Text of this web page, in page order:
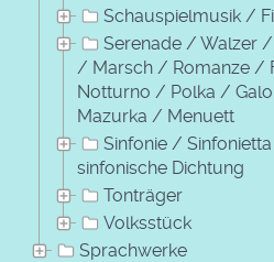
Schauspielmusik /
Serenade / Walzer
/ Marsch / Romanze /
Notturno / Polka /
Mazurka / Menuett
Sinfonie /
sinfonische Dichtung
Tonträger
Volksstück
Sprachwerke